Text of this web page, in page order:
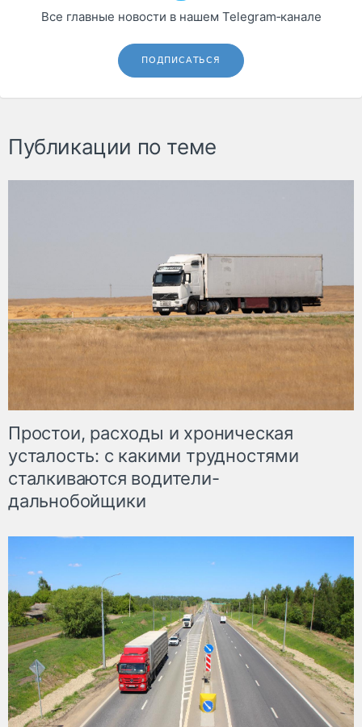
Все главные новости в нашем Telegram‑канале
ПОДПИСАТЬСЯ
Публикации по теме
Простои, расходы и хроническая
усталость: с какими трудностями
сталкиваются водители-
дальнобойщики